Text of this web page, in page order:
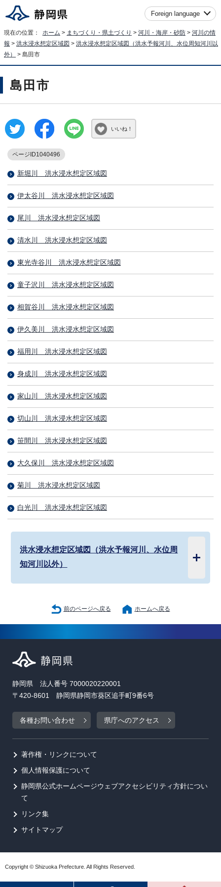
Foreign language
現在の位置： ホーム > まちづくり・県土づくり > 河川・海岸・砂防 > 河川の情
報 > 洪水浸水想定区域図 > 洪水浸水想定区域図（洪水予報河川、水位周知河川以
外）
> 島田市
島田市
いいね！
ページID1040496
新堀川＿洪水浸水想定区域図
伊太谷川＿洪水浸水想定区域図
尾川＿洪水浸水想定区域図
清水川＿洪水浸水想定区域図
東光寺谷川＿洪水浸水想定区域図
童子沢川＿洪水浸水想定区域図
相賀谷川＿洪水浸水想定区域図
伊久美川＿洪水浸水想定区域図
福用川＿洪水浸水想定区域図
身成川＿洪水浸水想定区域図
家山川＿洪水浸水想定区域図
切山川＿洪水浸水想定区域図
笹間川＿洪水浸水想定区域図
大久保川＿洪水浸水想定区域図
菊川＿洪水浸水想定区域図
白光川＿洪水浸水想定区域図
洪水浸水想定区域図（洪水予報河川、水位周
知河川以外）
前のページへ戻る ホームへ戻る
静岡県 法人番号 7000020220001
〒420-8601 静岡県静岡市葵区追手町9番6号
各種お問い合わせ 県庁へのアクセス
著作権・リンクについて
個人情報保護について
静岡県公式ホームページウェブアクセシビリティ方針につい
て
リンク集
サイトマップ
Copyright © Shizuoka Prefecture. All Rights Reserved.